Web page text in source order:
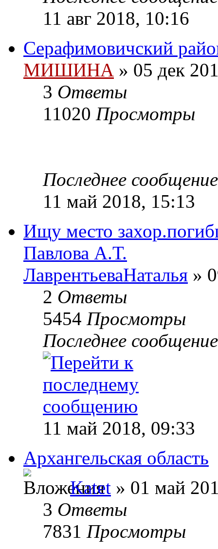
11 авг 2018, 10:16
Серафимовичский
МИШИНА » 05 дек
3 Ответы
11020 Просмотры
Последнее
11 май 2018, 15:13
Ищу место
Павлова А.Т.
ЛаврентьеваНаталья »
2 Ответы
5454 Просмотры
Последнее
11 май 2018, 09:33
Архангельская область
Katet » 01 май
3 Ответы
7831 Просмотры